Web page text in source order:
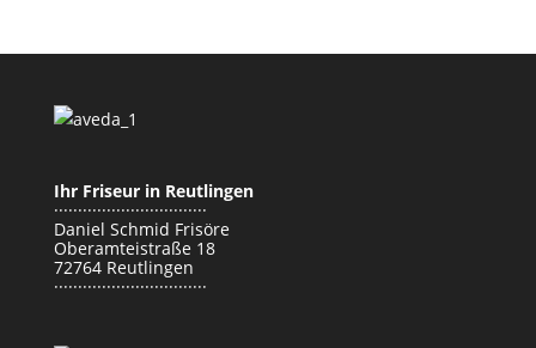
Ihr Friseur in Reutlingen
································
Daniel Schmid Frisöre
Oberamteistraße 18
72764 Reutlingen
································